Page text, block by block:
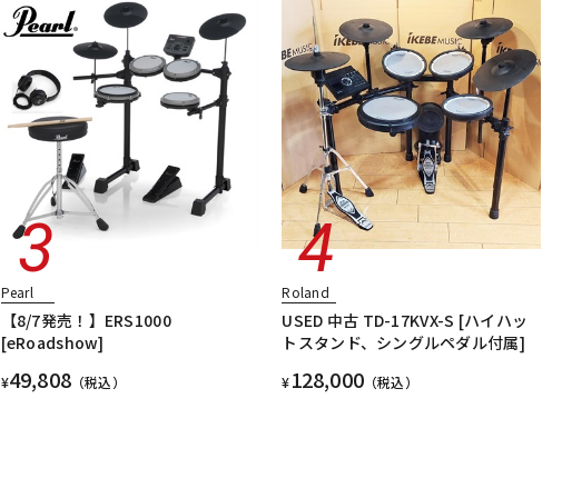
Pearl
【8/7発売！】ERS1000
[eRoadshow]
¥49,808 （税込）
Roland
USED 中古 TD-17KVX-S [ハイハッ
トスタンド、シングルペダル付属]
¥128,000 （税込）